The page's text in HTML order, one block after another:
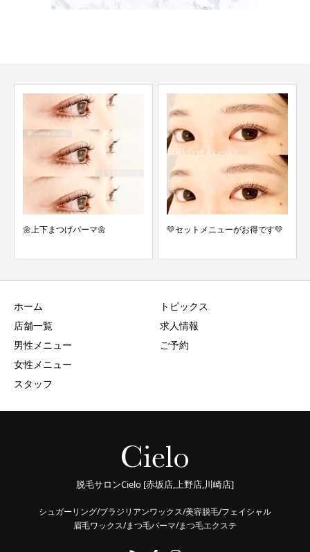
🌼上下まつげパーマ🌼 💛セットメニューがお得です💛
ホーム
店舗一覧
男性メニュー
女性メニュー
スタッフ
トピックス
求人情報
ご予約
脱毛サロンCielo [赤坂店,上野店,川崎店]
シュガーリング/ブラジリアンワックス/美容脱毛/フェイシャル
眉毛ワックス/まつ毛パーマ/まつ毛エクステ